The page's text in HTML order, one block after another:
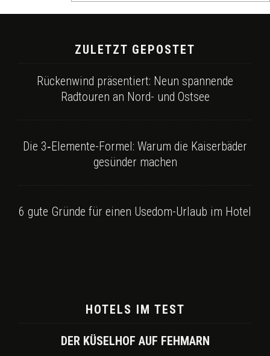
ZULETZT GEPOSTET
Rückenwind präsentiert: Neun spannende
Radtouren an Nord- und Ostsee
Die 3‑Elemente-Formel: Warum die Kaiserbäder
gesünder machen
6 gute Gründe für einen Usedom-Urlaub im Hotel
HOTELS IM TEST
DER KÜSELHOF AUF FEHMARN